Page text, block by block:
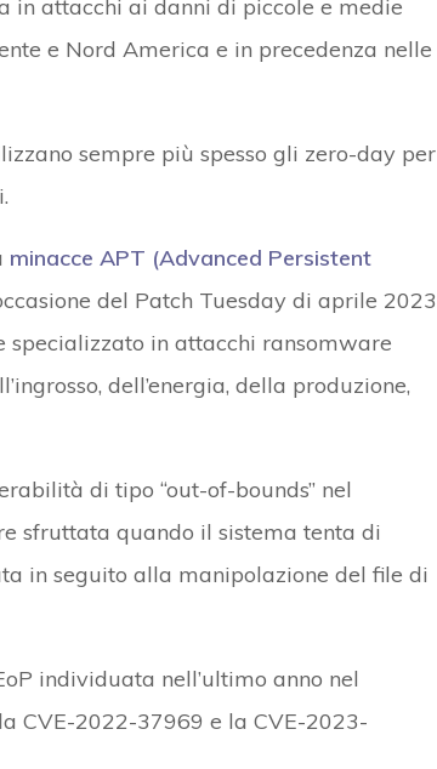
attacchi ai danni di piccole e medie
e Nord America e in precedenza nelle
sempre più spesso gli zero-day per
minacce APT (Advanced Persistent
del Patch Tuesday di aprile 2023
in attacchi ransomware
dell’energia, della produzione,
di tipo “out-of-bounds” nel
sfruttata quando il sistema tenta di
in seguito alla manipolazione del file di
individuata nell’ultimo anno nel
CVE-2022-37969 e la CVE-2023-